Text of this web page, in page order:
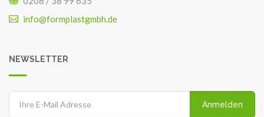
info@formplastgmbh.de
NEWSLETTER
Anmelden